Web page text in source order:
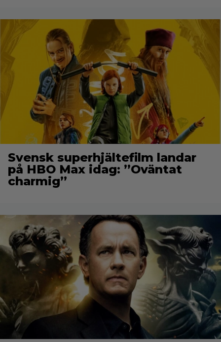
Svensk superhjältefilm landar
på HBO Max idag: ”Oväntat
charmig”